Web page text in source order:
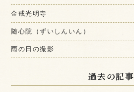
金戒光明寺
随心院（ずいしんいん）
雨の日の撮影
過去の記事